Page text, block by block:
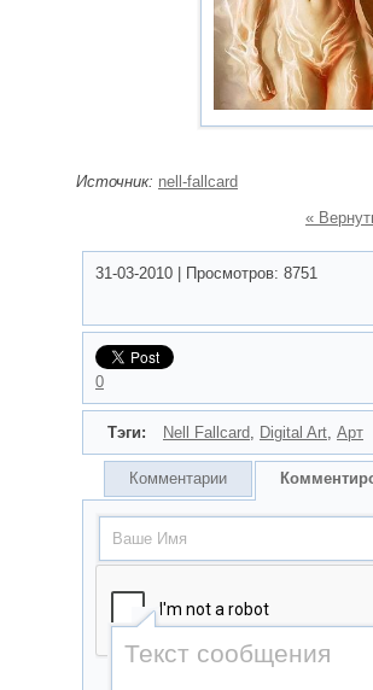
Источник: nell-fallcard
«
31-03-2010 Просмотров: 8751
0
Тэги: Nell Fallcard Digital Art Арт
Комментарии